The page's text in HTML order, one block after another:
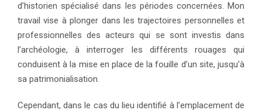
d’historien spécialisé dans les périodes concernées. Mon
travail vise à plonger dans les trajectoires personnelles et
professionnelles des acteurs qui se sont investis dans
l’archéologie, à interroger les différents rouages qui
conduisent à la mise en place de la fouille d’un site, jusqu’à
sa patrimonialisation.
Cependant, dans le cas du lieu identifié à l’emplacement de